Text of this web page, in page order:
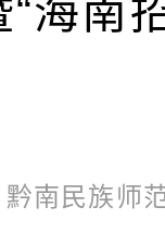
海南
黔南民族师